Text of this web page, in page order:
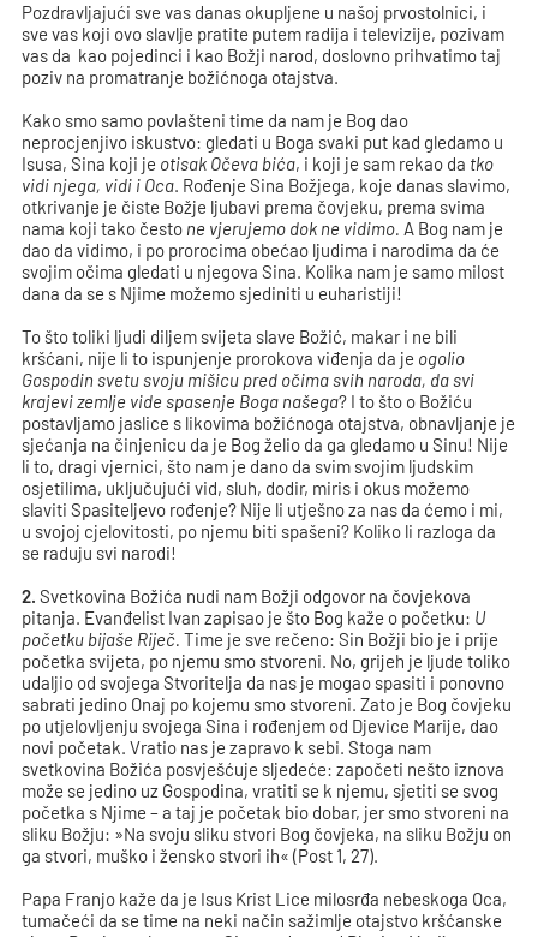
Pozdravljajući sve vas danas okupljene u našoj prvostolnici, i
sve vas koji ovo slavlje pratite putem radija i televizije, pozivam
vas da kao pojedinci i kao Božji narod, doslovno prihvatimo taj
poziv na promatranje božićnoga otajstva.
Kako smo samo povlašteni time da nam je Bog dao
neprocjenjivo iskustvo: gledati u Boga svaki put kad gledamo u
Isusa, Sina koji je otisak Očeva bića, i koji je sam rekao da tko
vidi njega, vidi i Oca. Rođenje Sina Božjega, koje danas slavimo,
otkrivanje je čiste Božje ljubavi prema čovjeku, prema svima
nama koji tako često ne vjerujemo dok ne vidimo. A Bog nam je
dao da vidimo, i po prorocima obećao ljudima i narodima da će
svojim očima gledati u njegova Sina. Kolika nam je samo milost
dana da se s Njime možemo sjediniti u euharistiji!
To što toliki ljudi diljem svijeta slave Božić, makar i ne bili
kršćani, nije li to ispunjenje prorokova viđenja da je ogolio
Gospodin svetu svoju mišicu pred očima svih naroda, da svi
krajevi zemlje vide spasenje Boga našega? I to što o Božiću
postavljamo jaslice s likovima božićnoga otajstva, obnavljanje je
sjećanja na činjenicu da je Bog želio da ga gledamo u Sinu! Nije
li to, dragi vjernici, što nam je dano da svim svojim ljudskim
osjetilima, uključujući vid, sluh, dodir, miris i okus možemo
slaviti Spasiteljevo rođenje? Nije li utješno za nas da ćemo i mi,
u svojoj cjelovitosti, po njemu biti spašeni? Koliko li razloga da
se raduju svi narodi!
2. Svetkovina Božića nudi nam Božji odgovor na čovjekova
pitanja. Evanđelist Ivan zapisao je što Bog kaže o početku: U
početku bijaše Riječ.Time je sve rečeno: Sin Božji bio je i prije
početka svijeta, po njemu smo stvoreni. No, grijeh je ljude toliko
udaljio od svojega Stvoritelja da nas je mogao spasiti i ponovno
sabrati jedino Onaj po kojemu smo stvoreni. Zato je Bog čovjeku
po utjelovljenju svojega Sina i rođenjem od Djevice Marije, dao
novi početak. Vratio nas je zapravo k sebi. Stoga nam
svetkovina Božića posvješćuje sljedeće: započeti nešto iznova
može se jedino uz Gospodina, vratiti se k njemu, sjetiti se svog
početka s Njime – a taj je početak bio dobar, jer smo stvoreni na
sliku Božju: »Na svoju sliku stvori Bog čovjeka, na sliku Božju on
ga stvori, muško i žensko stvori ih« (Post 1, 27).
Papa Franjo kaže da je Isus Krist Lice milosrđa nebeskoga Oca,
tumačeći da se time na neki način sažimlje otajstvo kršćanske